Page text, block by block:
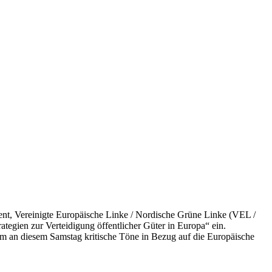
Vereinigte Europäische Linke / Nordische Grüne Linke (VEL /
zur Verteidigung öffentlicher Güter in Europa“ ein.
diesem Samstag kritische Töne in Bezug auf die Europäische